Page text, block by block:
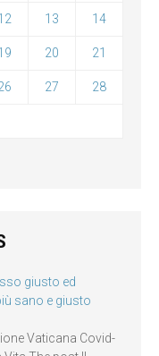
13 14
20 21
27 28
giusto ed
sano e giusto
Vaticana Covid-